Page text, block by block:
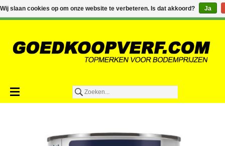
€0,00
Toevoegen aan winkelwagen
Wij slaan cookies op om onze website te verbeteren. Is dat akkoord? Ja